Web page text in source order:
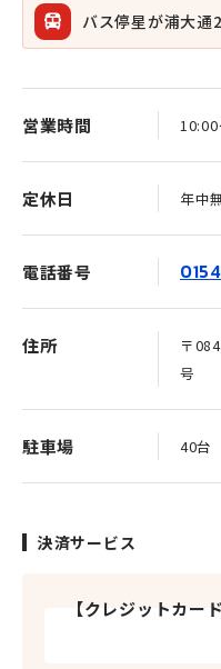
バス停星が浦大通
営業時間
定休日 年中
電話番号
住所
〒
号
駐車場 40台
決済サービス
【クレジットカー